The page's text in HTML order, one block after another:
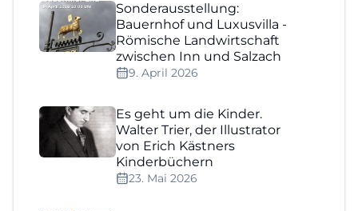
Sonderausstellung:
Bauernhof und Luxusvilla -
Römische Landwirtschaft
zwischen Inn und Salzach
9. April 2026
Es geht um die Kinder.
Walter Trier, der Illustrator
von Erich Kästners
Kinderbüchern
23. Mai 2026